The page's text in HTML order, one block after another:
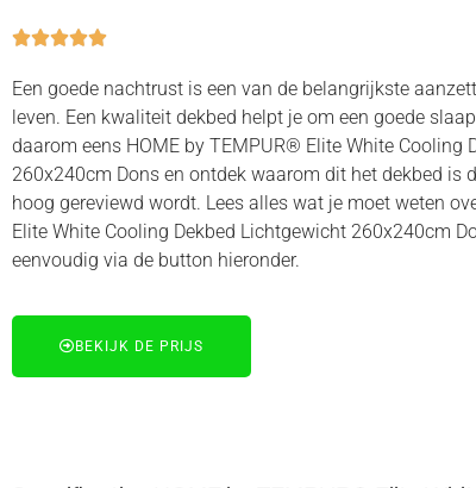

Een goede nachtrust is een van de belangrijkste
leven. Een kwaliteit dekbed helpt je om een goede
daarom eens HOME by TEMPUR® Elite White Cooling
260x240cm Dons en ontdek waarom dit het dekbed is
hoog gereviewd wordt. Lees alles wat je moet weten
Elite White Cooling Dekbed Lichtgewicht 260x240cm
eenvoudig via de button hieronder.
BEKIJK DE PRIJS